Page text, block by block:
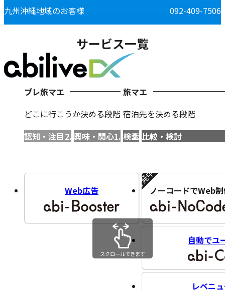
九州沖縄地域のお客様 092-409-7506
サービス一覧
プレ旅マエ
どこに行こうか決める段階
認知・注目
興味・関心
旅マエ
宿泊先を決める段階
検索 比較・検討
Web広告 ノーコードでWeb
開発中!!
自動でユ
レベニ
スクロールできます